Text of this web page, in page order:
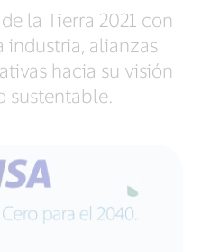
la Tierra 2021 con
industria, alianzas
hacia su visión
sustentable.